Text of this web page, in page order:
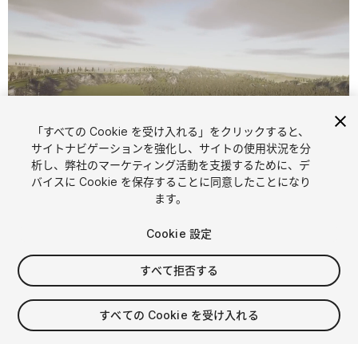
1/25
FREE
74viewsin the past week
「すべての Cookie を受け入れる」をクリックすると、
サイトナビゲーションを強化し、サイトの使用状況を分
析し、弊社のマーケティング活動を支援するために、デ
バイスに Cookie を保存することに同意したことになり
ます。
Cookie 設定
すべて拒否する
すべての Cookie を受け入れる